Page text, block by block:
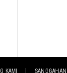
KAMI SANGGAHAN